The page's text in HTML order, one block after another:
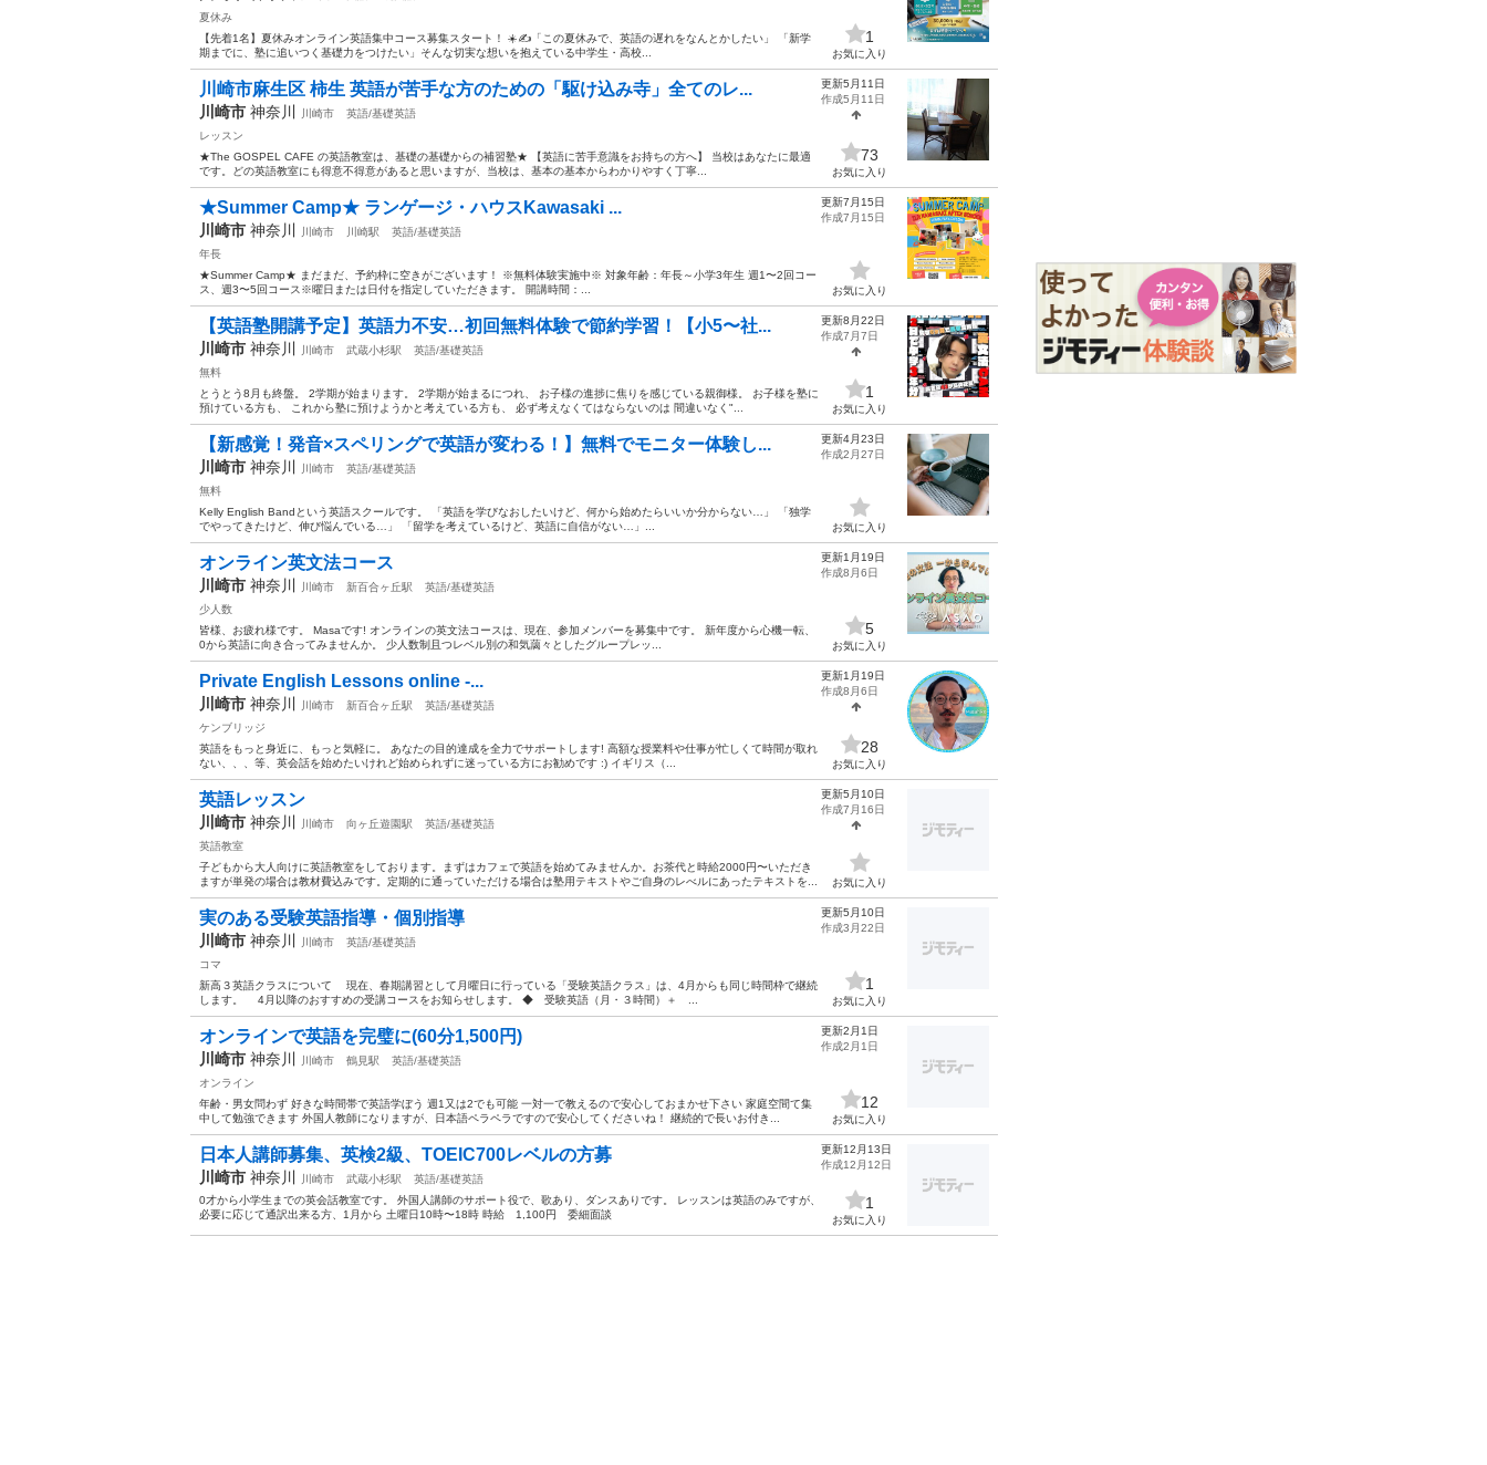
夏休み
【先着1名】夏休みオンライン英語集中コース募集スタート！ ☀️✍️ ​「この夏休みで、英語の遅れをなんとかしたい」 「新学
期までに、塾に追いつく基礎力をつけたい」 ​そんな切実な想いを抱えている中学生・高校...
1
お気に入り
川崎市麻生区 柿生 英語が苦手な方のための「駆け込み寺」全てのレ...
川崎市 神奈川 川崎市
英語/基礎英語
レッスン
★The GOSPEL CAFE の英語教室は、基礎の基礎からの補習塾★ 【英語に苦手意識をお持ちの方へ】 当校はあなたに最適
です。どの英語教室にも得意不得意があると思いますが、当校は、基本の基本からわかりやすく丁寧...
更新5月11日
作成5月11日
73
お気に入り
★Summer Camp★ ランゲージ・ハウスKawasaki ...
川崎市 神奈川 川崎市 川崎駅
英語/基礎英語
年長
★Summer Camp★ まだまだ、予約枠に空きがございます！ ※無料体験実施中※ 対象年齢：年長～小学3年生 週1〜2回コー
ス、週3〜5回コース※曜日または日付を指定していただきます。 開講時間：...
更新7月15日
作成7月15日
お気に入り
【英語塾開講予定】英語力不安…初回無料体験で節約学習！【小5〜社...
川崎市 神奈川 川崎市 武蔵小杉駅
英語/基礎英語
無料
とうとう8月も終盤。 2学期が始まります。 2学期が始まるにつれ、 お子様の進捗に焦りを感じている親御様。 お子様を塾に
預けている方も、 これから塾に預けようかと考えている方も、 必ず考えなくてはならないのは 間違いなく"...
更新8月22日
作成7月7日
1
お気に入り
【新感覚！発音×スペリングで英語が変わる！】無料でモニター体験し...
川崎市 神奈川 川崎市
英語/基礎英語
無料
Kelly English Bandという英語スクールです。 「英語を学びなおしたいけど、何から始めたらいいか分からない…」 「独学
でやってきたけど、伸び悩んでいる…」 「留学を考えているけど、英語に自信がない…」...
更新4月23日
作成2月27日
お気に入り
オンライン英文法コース
川崎市 神奈川 川崎市 新百合ヶ丘駅
英語/基礎英語
少人数
皆様、お疲れ様です。 Masaです! オンラインの英文法コースは、現在、参加メンバーを募集中です。 新年度から心機一転、
0から英語に向き合ってみませんか。 少人数制且つレベル別の和気藹々としたグループレッ...
更新1月19日
作成8月6日
5
お気に入り
Private English Lessons online -...
川崎市 神奈川 川崎市 新百合ヶ丘駅
英語/基礎英語
ケンブリッジ
英語をもっと身近に、もっと気軽に。 あなたの目的達成を全力でサポートします! 高額な授業料や仕事が忙しくて時間が取れ
ない、、、等、英会話を始めたいけれど始められずに迷っている方にお勧めです :) イギリス（...
更新1月19日
作成8月6日
28
お気に入り
英語レッスン
川崎市 神奈川 川崎市 向ヶ丘遊園駅
英語/基礎英語
英語教室
子どもから大人向けに英語教室をしております。まずはカフェで英語を始めてみませんか。お茶代と時給2000円〜いただき
ますが単発の場合は教材費込みです。定期的に通っていただける場合は塾用テキストやご自身のレべルにあったテキストを...
更新5月10日
作成7月16日
お気に入り
実のある受験英語指導・個別指導
川崎市 神奈川 川崎市
英語/基礎英語
コマ
新高３英語クラスについて 現在、春期講習として月曜日に行っている「受験英語クラス」は、4月からも同じ時間枠で継続
します。 4月以降のおすすめの受講コースをお知らせします。 ◆ 受験英語（月・３時間）＋ ...
更新5月10日
作成3月22日
1
お気に入り
オンラインで英語を完璧に(60分1,500円)
川崎市 神奈川 川崎市 鶴見駅
英語/基礎英語
オンライン
年齢・男女問わず 好きな時間帯で英語学ぼう 週1又は2でも可能 一対一で教えるので安心しておまかせ下さい 家庭空間て集
中して勉強できます 外国人教師になりますが、日本語ペラペラですので安心してくださいね！ 継続的で長いお付き...
更新2月1日
作成2月1日
12
お気に入り
日本人講師募集、英検2級、TOEIC700レベルの方募
川崎市 神奈川 川崎市 武蔵小杉駅
英語/基礎英語
0才から小学生までの英会話教室です。 外国人講師のサポート役で、歌あり、ダンスありです。 レッスンは英語のみですが、
必要に応じて通訳出来る方、1月から 土曜日10時〜18時 時給 1,100円 委細面談
更新12月13日
作成12月12日
1
お気に入り